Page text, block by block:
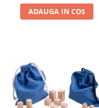
ADAUGA IN COS